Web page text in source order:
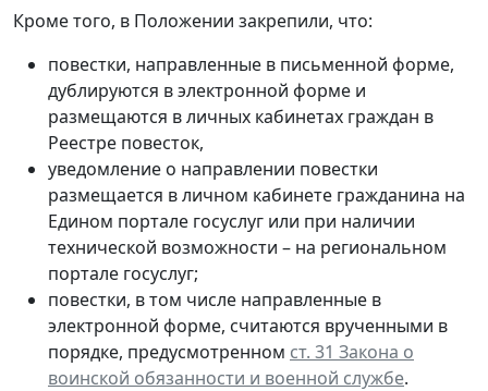
Кроме того, в Положении закрепили, что:
повестки, направленные в письменной форме,
дублируются в электронной форме и
размещаются в личных кабинетах граждан в
Реестре повесток,
уведомление о направлении повестки
размещается в личном кабинете гражданина на
Едином портале госуслуг или при наличии
технической возможности – на региональном
портале госуслуг;
повестки, в том числе направленные в
электронной форме, считаются врученными в
порядке, предусмотренном ст. 31 Закона о
воинской обязанности и военной службе.